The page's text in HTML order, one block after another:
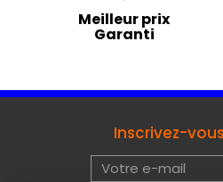
Meilleur prix
Garanti
Inscrivez-